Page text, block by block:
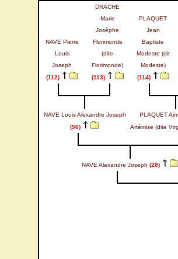
NAVE Pierre
Louis
Joseph
(112)
DRACHE
Marie
Josèphe
Florimonde
(dite
Florimonde)
(113)
PLAQUET
Jean
Baptiste
Modeste (dit
Modeste)
(114)
NAVE Louis Alexandre Joseph
(56)
PLAQUET
Artémise (dite
NAVE Alexandre Joseph (28)